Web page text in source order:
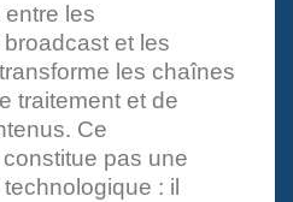
les
et les
les chaînes
traitement et de
Ce
pas une
: il